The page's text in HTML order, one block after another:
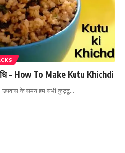
– How To Make Kutu Khichdi
के समय हम सभी कुट्टू…